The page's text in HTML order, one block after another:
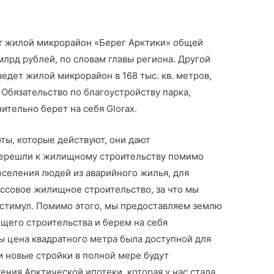
микрорайон «Берег Арктики» общей
рублей, по словам главы региона. Другой
жилой микрорайон в 168 тыс. кв. метров,
по благоустройству парка,
берет на себя Glorax.
которые действуют, они дают
к жилищному строительству помимо
людей из аварийного жилья, для
жилищное строительство, за что мы
Помимо этого, мы предоставляем землю
строительства и берем на себя
цена квадратного метра была доступной для
стройки в полной мере будут